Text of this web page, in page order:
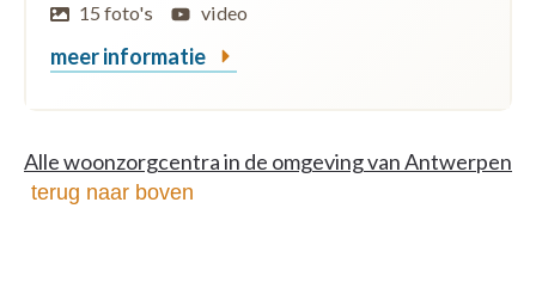
15 foto's
video
meer informatie
Alle woonzorgcentra in de omgeving van Antwerpen
terug naar boven